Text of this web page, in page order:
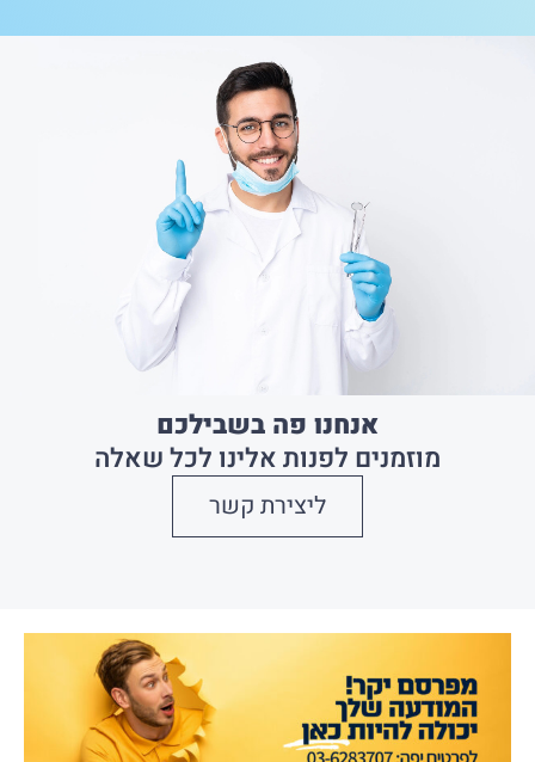
אנחנו פה בשבילכם
מוזמנים לפנות אלינו לכל שאלה
ליצירת קשר